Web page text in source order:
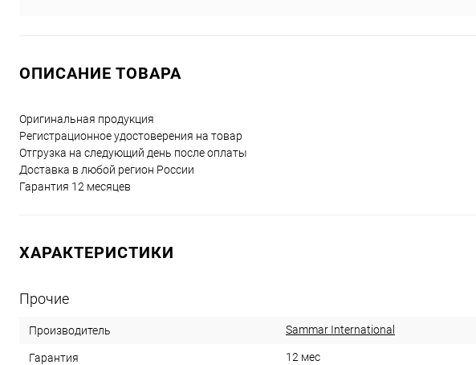
ОПИСАНИЕ ТОВАРА
Оригинальная продукция
Регистрационное удостоверения на товар
Отгрузка на следующий день после оплаты
Доставка в любой регион России
Гарантия 12 месяцев
ХАРАКТЕРИСТИКИ
Прочие
Производитель Sammar International
Гарантия 12 мес